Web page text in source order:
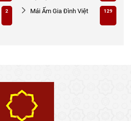
2 Mái Ấm Gia Đình Việt 129